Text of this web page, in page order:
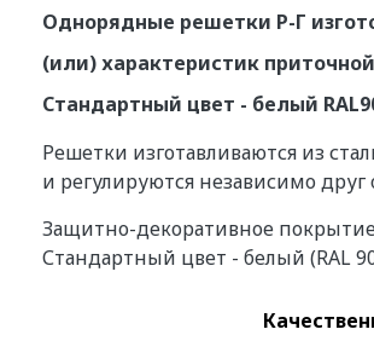
Однорядные решетки Р-Г
(или) характеристик
Стандартный цвет - белый
Решетки изготавливаются из
и регулируются независимо
Защитно-декоративное
Стандартный цвет - белый (RAL